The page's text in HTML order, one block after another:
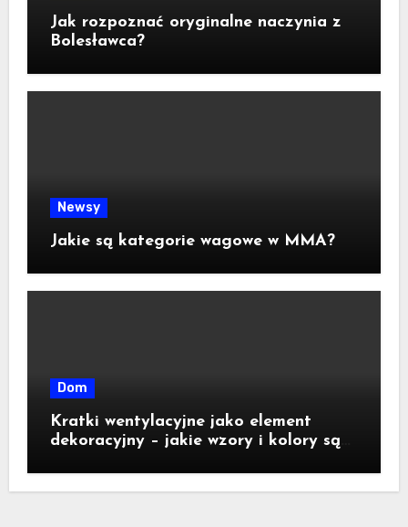
Jak rozpoznać oryginalne naczynia z
Bolesławca?
Newsy
Jakie są kategorie wagowe w MMA?
Dom
Kratki wentylacyjne jako element
dekoracyjny – jakie wzory i kolory są